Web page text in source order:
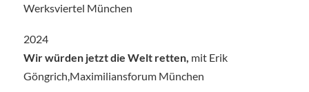
Werksviertel München
2024
Wir würden jetzt die Welt retten, mit Erik
Göngrich,Maximiliansforum München